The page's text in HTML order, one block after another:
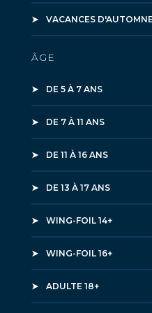
VACANCES D'AUTOMNE
ÂGE
DE 5 À 7 ANS
DE 7 À 11 ANS
DE 11 À 16 ANS
DE 13 À 17 ANS
WING-FOIL 14+
WING-FOIL 16+
ADULTE 18+